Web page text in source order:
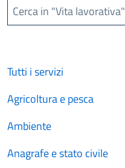
Cerca in "Vita lavorativa"
Tutti i servizi
Agricoltura e pesca
Ambiente
Anagrafe e stato civile